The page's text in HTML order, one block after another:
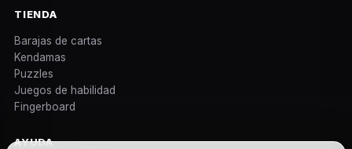
TIENDA
Barajas de cartas
Kendamas
Puzzles
Juegos de habilidad
Fingerboard
AYUDA